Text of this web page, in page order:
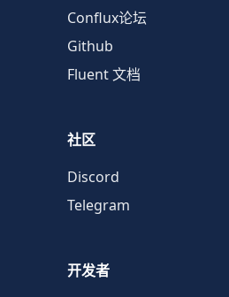
Conflux论坛
Github
Fluent 文档
社区
Discord
Telegram
开发者